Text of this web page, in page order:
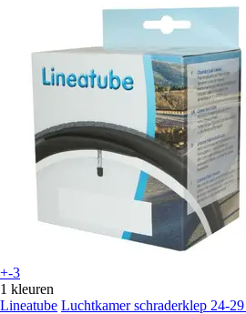
+-3
1 kleuren
Lineatube Luchtkamer schraderklep 24-